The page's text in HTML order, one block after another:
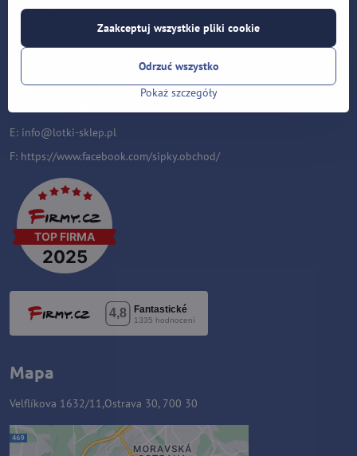
Lotki-sklep.pl
Velflíkova 1632/11
T: +420 553 038 721
E: info@lotki-sklep.pl
F: https://www.facebook.com/sipky.obchod/
Mapa
Velflíkova 1632/11,Ostrava 30, 700 30
Pokaż szczegóły
Zaakceptuj wszystkie pliki cookie
Odrzuć wszystko